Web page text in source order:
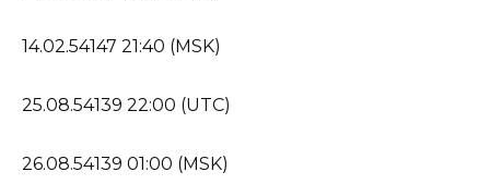
14.02.54147 21:40 (MSK)
25.08.54139 22:00 (UTC)
26.08.54139 01:00 (MSK)